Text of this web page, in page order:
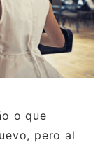
o que
pero al